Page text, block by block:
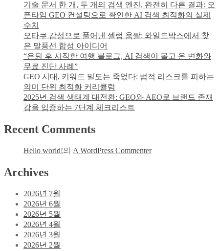
기술 문서 한 개, 두 개의 검색 엔진, 완전히 다른 결과: 오
픈타임 GEO 컨설팅으로 확인한 AI 검색 최적화의 실제
수치
오타쿠 감성으로 풀어낸 셀럽 움짤: 와일드박스에서 찾
은 말풍선 합성 아이디어
“은퇴 후 시작한 여행 블로그, AI 검색이 몰고 온 변화와
무료 진단 사례”
GEO 시대, 키워드 밀도는 죽었다: 법적 리스크를 피하는
의미 단위 최적화 커리큘럼
2025년 검색 생태계 대전환: GEO와 AEO로 브랜드 존재
감을 입증하는 7단계 체크리스트
Recent Comments
Hello world!의 A WordPress Commenter
Archives
2026년 7월
2026년 6월
2026년 5월
2026년 4월
2026년 3월
2026년 2월